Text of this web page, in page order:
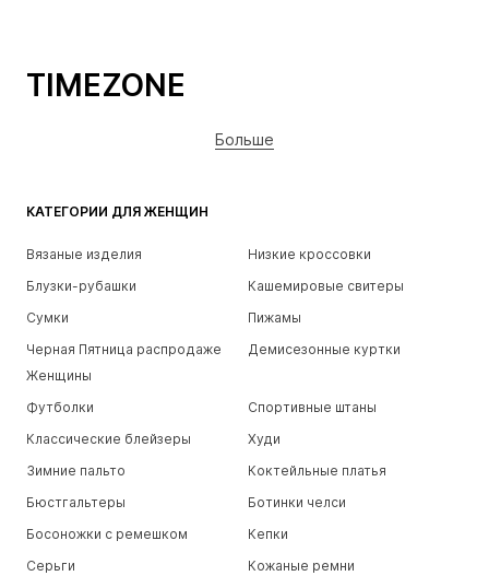
КАТЕГОРИИ ДЛЯ ЖЕНЩИН
Вязаные изделия
Низкие кроссовки
Блузки-рубашки
Кашемировые свитеры
Сумки
Пижамы
Черная Пятница распродаже
Женщины
Демисезонные куртки
Футболки
Спортивные штаны
Классические блейзеры
Худи
Зимние пальто
Коктейльные платья
Бюстгальтеры
Ботинки челси
Босоножки с ремешком
Кепки
Серьги
Кожаные ремни
TIMEZONE
Больше